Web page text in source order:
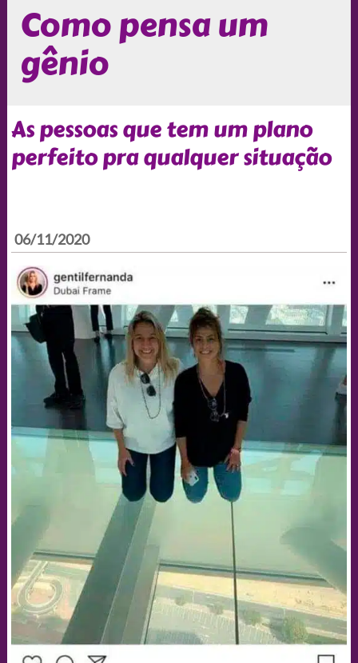
Como pensa um
gênio
As pessoas que tem um plano
perfeito pra qualquer situação
06/11/2020